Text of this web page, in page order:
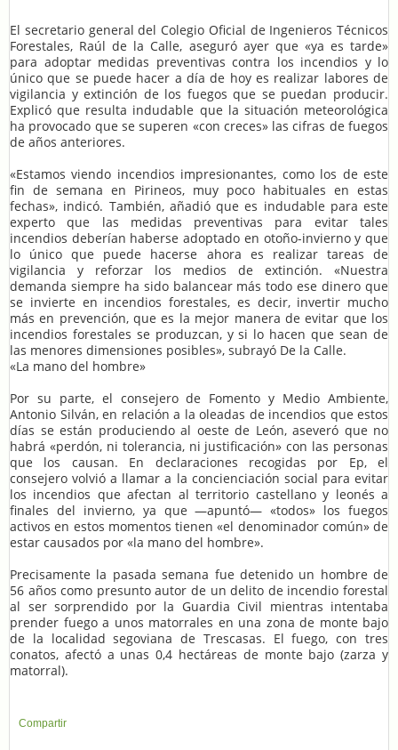
El secretario general del Colegio Oficial de Ingenieros Técnicos
Forestales, Raúl de la Calle, aseguró ayer que «ya es tarde»
para adoptar medidas preventivas contra los incendios y lo
único que se puede hacer a día de hoy es realizar labores de
vigilancia y extinción de los fuegos que se puedan producir.
Explicó que resulta indudable que la situación meteorológica
ha provocado que se superen «con creces» las cifras de fuegos
de años anteriores.
«Estamos viendo incendios impresionantes, como los de este
fin de semana en Pirineos, muy poco habituales en estas
fechas», indicó. También, añadió que es indudable para este
experto que las medidas preventivas para evitar tales
incendios deberían haberse adoptado en otoño-invierno y que
lo único que puede hacerse ahora es realizar tareas de
vigilancia y reforzar los medios de extinción. «Nuestra
demanda siempre ha sido balancear más todo ese dinero que
se invierte en incendios forestales, es decir, invertir mucho
más en prevención, que es la mejor manera de evitar que los
incendios forestales se produzcan, y si lo hacen que sean de
las menores dimensiones posibles», subrayó De la Calle.
«La mano del hombre»
Por su parte, el consejero de Fomento y Medio Ambiente,
Antonio Silván, en relación a la oleadas de incendios que estos
días se están produciendo al oeste de León, aseveró que no
habrá «perdón, ni tolerancia, ni justificación» con las personas
que los causan. En declaraciones recogidas por Ep, el
consejero volvió a llamar a la concienciación social para evitar
los incendios que afectan al territorio castellano y leonés a
finales del invierno, ya que —apuntó— «todos» los fuegos
activos en estos momentos tienen «el denominador común» de
estar causados por «la mano del hombre».
Precisamente la pasada semana fue detenido un hombre de
56 años como presunto autor de un delito de incendio forestal
al ser sorprendido por la Guardia Civil mientras intentaba
prender fuego a unos matorrales en una zona de monte bajo
de la localidad segoviana de Trescasas. El fuego, con tres
conatos, afectó a unas 0,4 hectáreas de monte bajo (zarza y
matorral).
Compartir